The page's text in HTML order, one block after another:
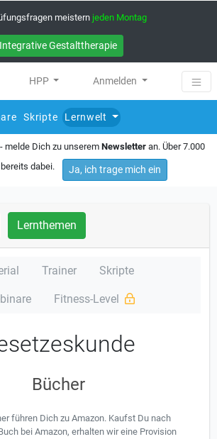
meistern jeden Montag
Integrative Gestalttherapie
HPP Anmelden
Skripte Lernwelt
melde Dich zu unserem Newsletter an. Über 7.000
dabei.
Ja, ich trage mich ein
Lernthemen
Trainer Skripte
Fitness-Level
Bücher
führen Dich zu Amazon. Kaufst Du nach
bei Amazon, erhalten wir eine Provision